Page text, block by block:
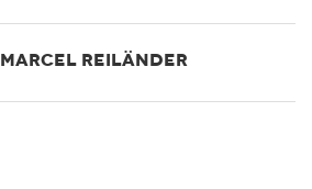
MARCEL REILÄNDER